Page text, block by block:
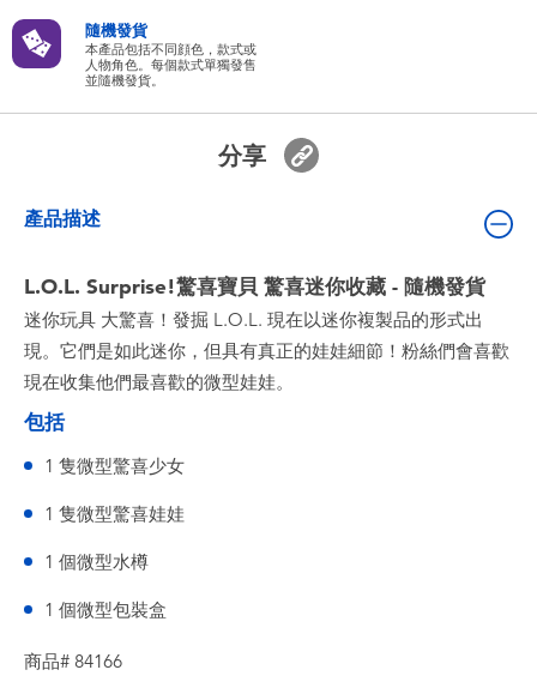
盲盒
隨機發貨
本產品包括不同顔色，款式或
人物角色。每個款式單獨發售
並隨機發貨。
分享
產品描述
L.O.L. Surprise!驚喜寶貝 驚喜迷你收藏 - 隨機發貨
迷你玩具 大驚喜！發掘 L.O.L. 現在以迷你複製品的形式出
現。它們是如此迷你，但具有真正的娃娃細節！粉絲們會喜歡
現在收集他們最喜歡的微型娃娃。
包括
1 隻微型驚喜少女
1 隻微型驚喜娃娃
1 個微型水樽
1 個微型包裝盒
商品# 84166